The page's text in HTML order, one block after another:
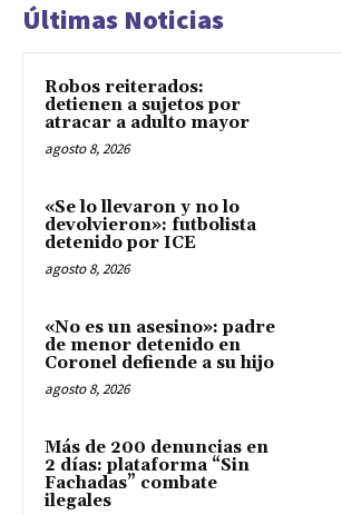
Últimas Noticias
Robos reiterados:
detienen a sujetos por
atracar a adulto mayor
agosto 8, 2026
«Se lo llevaron y no lo
devolvieron»: futbolista
detenido por ICE
agosto 8, 2026
«No es un asesino»: padre
de menor detenido en
Coronel defiende a su hijo
agosto 8, 2026
Más de 200 denuncias en
2 días: plataforma “Sin
Fachadas” combate
ilegales